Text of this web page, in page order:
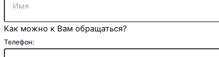
Как можно к Вам обращаться?
Телефон: